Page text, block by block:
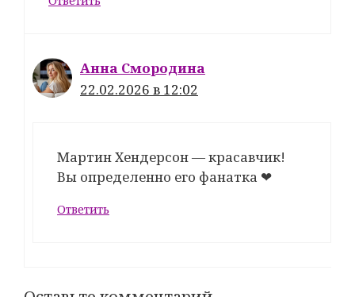
Анна Смородина
22.02.2026 в 12:02
Мартин Хендерсон — красавчик!
Вы определенно его фанатка ❤
Ответить